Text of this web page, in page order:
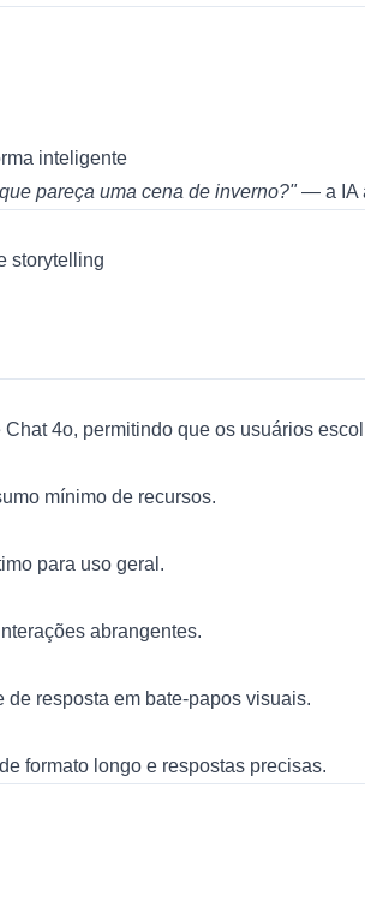
inteligente
pareça uma cena de inverno?"— a IA
storytelling
4o, permitindo que os usuários
mínimo de recursos.
para uso geral.
abrangentes.
resposta em bate-papos visuais.
formato longo e respostas precisas.